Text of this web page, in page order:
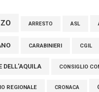
Verrecchia (FdI): "Un minuto
tra cui molti abruzzesi"
ARRESTO ASL
CARABINIERI CGIL
DELL'AQUILA CONSIGLIO
REGIONALE CRONACA